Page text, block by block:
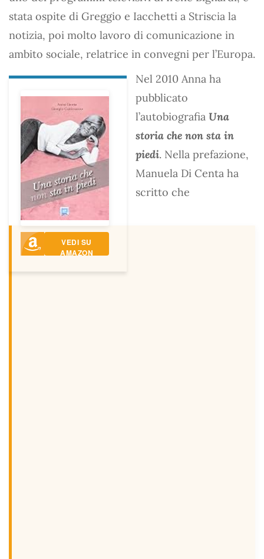
stata ospite di Greggio e Iacchetti a Striscia la
notizia, poi molto lavoro di comunicazione in
ambito sociale, relatrice in convegni per l’Europa.
VEDI SU
AMAZON
Nel 2010 Anna ha
pubblicato
l’autobiografia Una
storia che non sta in
piedi. Nella prefazione,
Manuela Di Centa ha
scritto che